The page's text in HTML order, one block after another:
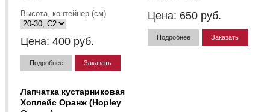
Высота, контейнер (см)
Цена: 400 руб.
Подробнее Заказать
Цена: 650 руб.
Подробнее Заказать
Лапчатка кустарниковая
Хоплейс Оранж (Hopley